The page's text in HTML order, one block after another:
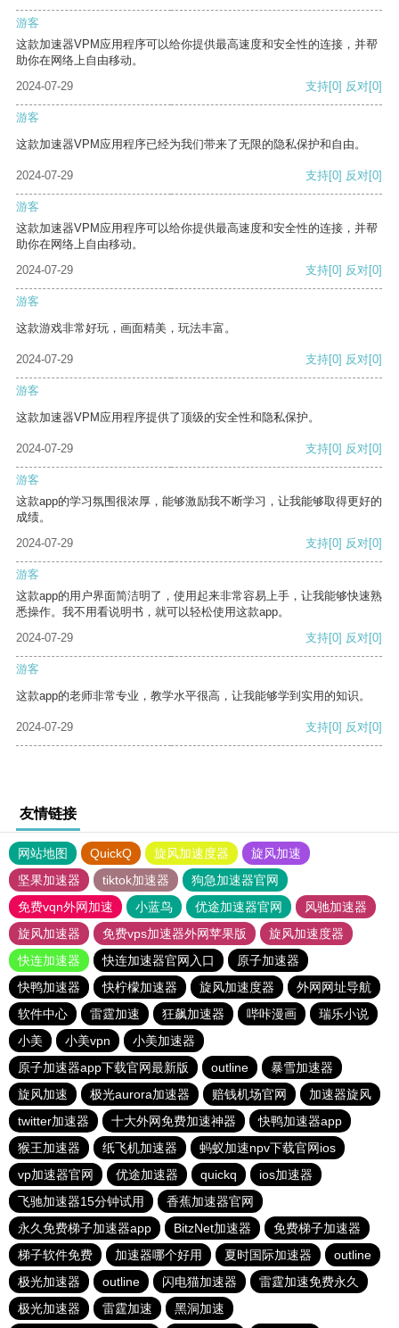
游客
这款加速器VPM应用程序可以给你提供最高速度和安全性的连接，并帮
助你在网络上自由移动。
2024-07-29
支持[0] 反对[0]
游客
这款加速器VPM应用程序已经为我们带来了无限的隐私保护和自由。
2024-07-29 支持[0] 反对[0]
游客
这款加速器VPM应用程序可以给你提供最高速度和安全性的连接，并帮
助你在网络上自由移动。
2024-07-29
支持[0] 反对[0]
游客
这款游戏非常好玩，画面精美，玩法丰富。
2024-07-29 支持[0] 反对[0]
游客
这款加速器VPM应用程序提供了顶级的安全性和隐私保护。
2024-07-29 支持[0] 反对[0]
游客
这款app的学习氛围很浓厚，能够激励我不断学习，让我能够取得更好的
成绩。
2024-07-29
支持[0] 反对[0]
游客
这款app的用户界面简洁明了，使用起来非常容易上手，让我能够快速熟
悉操作。我不用看说明书，就可以轻松使用这款app。
2024-07-29
支持[0] 反对[0]
游客
这款app的老师非常专业，教学水平很高，让我能够学到实用的知识。
2024-07-29 支持[0] 反对[0]
友情链接
网站地图 QuickQ 旋风加速度器
旋风加速
坚果加速器
tiktok加速器
狗急加速器官网
免费vqn外网加速
小蓝鸟 优途加速器官网
风驰加速器
旋风加速器
免费vps加速器外网苹果版
旋风加速度器
快连加速器
快连加速器官网入口
原子加速器
快鸭加速器
快柠檬加速器 旋风加速度器
外网网址导航
软件中心
雷霆加速 狂飙加速器 哔咔漫画
瑞乐小说
小美
小美vpn
小美加速器
原子加速器app下载官网最新版
outline
暴雪加速器
旋风加速
极光aurora加速器 赔钱机场官网
加速器旋风
twitter加速器
十大外网免费加速神器
快鸭加速器app
猴王加速器
纸飞机加速器
蚂蚁加速npv下载官网ios
vp加速器官网
优途加速器 quickq
ios加速器
飞驰加速器15分钟试用
香蕉加速器官网
永久免费梯子加速器app
BitzNet加速器
免费梯子加速器
梯子软件免费
加速器哪个好用 夏时国际加速器
outline
极光加速器
outline 闪电猫加速器
雷霆加速免费永久
极光加速器
雷霆加速 黑洞加速